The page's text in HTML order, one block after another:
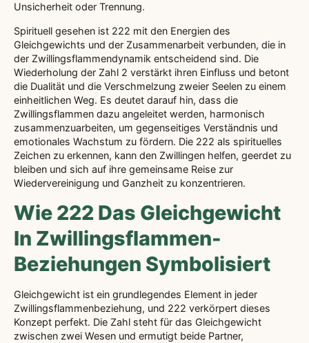
Unsicherheit oder Trennung.
Spirituell gesehen ist 222 mit den Energien des
Gleichgewichts und der Zusammenarbeit verbunden, die in
der Zwillingsflammendynamik entscheidend sind. Die
Wiederholung der Zahl 2 verstärkt ihren Einfluss und betont
die Dualität und die Verschmelzung zweier Seelen zu einem
einheitlichen Weg. Es deutet darauf hin, dass die
Zwillingsflammen dazu angeleitet werden, harmonisch
zusammenzuarbeiten, um gegenseitiges Verständnis und
emotionales Wachstum zu fördern. Die 222 als spirituelles
Zeichen zu erkennen, kann den Zwillingen helfen, geerdet zu
bleiben und sich auf ihre gemeinsame Reise zur
Wiedervereinigung und Ganzheit zu konzentrieren.
Wie 222 Das Gleichgewicht
In Zwillingsflammen-
Beziehungen Symbolisiert
Gleichgewicht ist ein grundlegendes Element in jeder
Zwillingsflammenbeziehung, und 222 verkörpert dieses
Konzept perfekt. Die Zahl steht für das Gleichgewicht
zwischen zwei Wesen und ermutigt beide Partner,